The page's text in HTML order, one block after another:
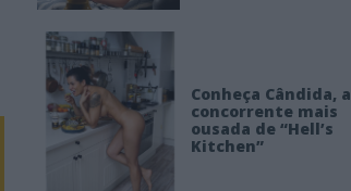
Conheça Cândida, a
concorrente mais
ousada de “Hell’s
Kitchen”